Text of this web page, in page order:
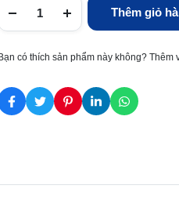
Thêm giỏ
Bạn có thích sản phẩm này không?